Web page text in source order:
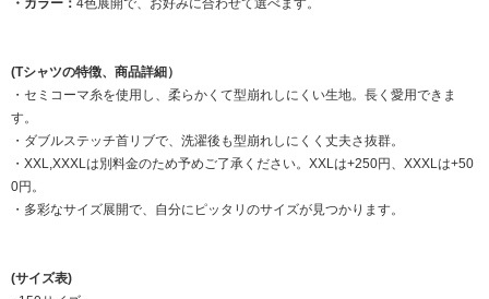
・カラー： 4色展開で、お好みに合わせて選べます。
(Tシャツの特徴、商品詳細）
・セミコーマ糸を使用し、柔らかくて型崩れしにくい生地。長く愛用できま
す。
・ダブルステッチ首リブで、洗濯後も型崩れしにくく丈夫さ抜群。
・XXL,XXXLは別料金のため予めご了承ください。XXLは+250円、XXXLは+50
0円。
・多彩なサイズ展開で、自分にピッタリのサイズが見つかります。
(サイズ表)